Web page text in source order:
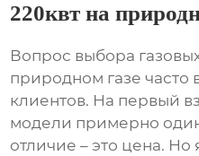
220квт на
Вопрос выбора
природном газе часто
клиентов. На первый
модели примерно
отличие – это цена. Но